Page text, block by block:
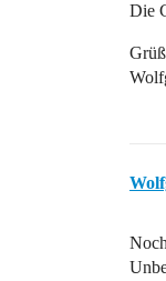
Die